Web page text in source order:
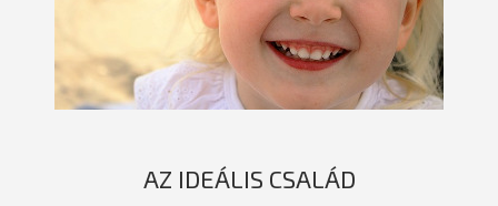
AZ IDEÁLIS CSALÁD